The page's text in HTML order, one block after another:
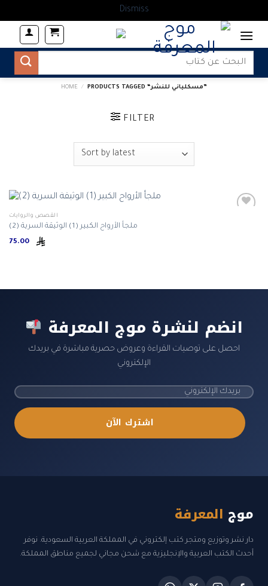
Dismiss
content
Search
HOME / PRODUCTS TAGGED “مسكلياني للنشر”
FILTER
القصص والروايات
ملجأ الأرواح الكبير (1) الوثيقة السرية (2)
75.00
انضم لنشرة موج المعرفة
احصل على توصيات القراءة وعروض حصرية مباشرة في بريدك
الإلكتروني
اشترك الآن
موج المعرفة
دار نشر وتوزيع ومتجر كتب إلكتروني في المملكة العربية السعودية. نوفر
أحدث الكتب العربية والإنجليزية مع شحن مجاني لجميع مناطق المملكة.